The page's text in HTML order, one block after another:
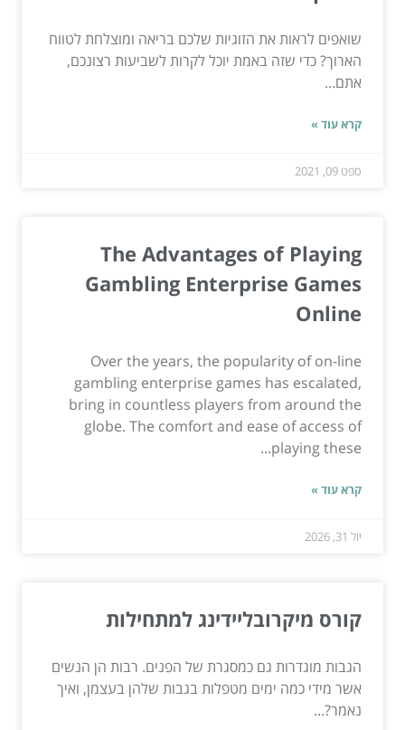
שואפים לראות את הזוגיות שלכם בריאה ומוצלחת לטווח
הארוך? כדי שזה באמת יוכל לקרות לשביעות רצונכם,
אתם...
קרא עוד »
ספט 09, 2021
The Advantages of Playing
Gambling Enterprise Games
Online
Over the years, the popularity of on-line
gambling enterprise games has escalated,
bring in countless players from around the
globe. The comfort and ease of access of
playing these...
קרא עוד »
יול 31, 2026
קורס מיקרובליידינג למתחילות
הגבות מוגדרות גם כמסגרת של הפנים. רבות הן הנשים
אשר מידי כמה ימים מטפלות בגבות שלהן בעצמן, ואיך
נאמר?...